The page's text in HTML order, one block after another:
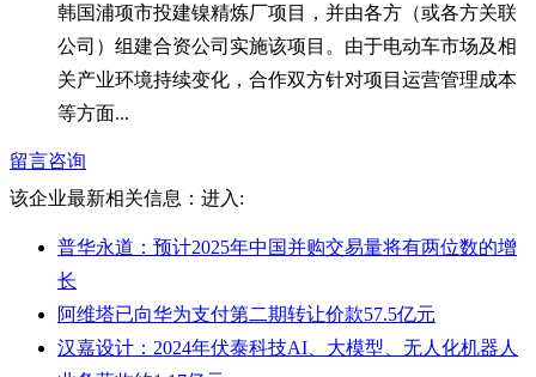
韩国浦项市投建镍精炼厂项目，并由各方（或各方关联
公司）组建合资公司实施该项目。由于电动车市场及相
关产业环境持续变化，合作双方针对项目运营管理成本
等方面...
留言咨询
该企业最新相关信息： 进入:
普华永道：预计2025年中国并购交易量将有两位数的增
长
阿维塔已向华为支付第二期转让价款57.5亿元
汉嘉设计：2024年伏泰科技AI、大模型、无人化机器人